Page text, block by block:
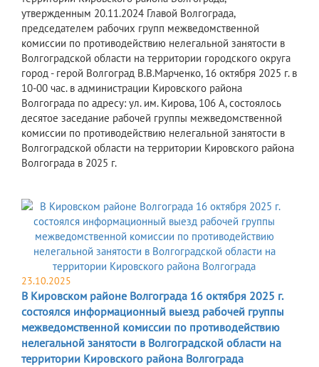
утвержденным 20.11.2024 Главой Волгограда,
председателем рабочих групп межведомственной
комиссии по противодействию нелегальной занятости в
Волгоградской области на территории городского округа
город - герой Волгоград В.В.Марченко, 16 октября 2025 г. в
10-00 час. в администрации Кировского района
Волгограда по адресу: ул. им. Кирова, 106 А, состоялось
десятое заседание рабочей группы межведомственной
комиссии по противодействию нелегальной занятости в
Волгоградской области на территории Кировского района
Волгограда в 2025 г.
23.10.2025
В Кировском районе Волгограда 16 октября 2025 г.
состоялся информационный выезд рабочей группы
межведомственной комиссии по противодействию
нелегальной занятости в Волгоградской области на
территории Кировского района Волгограда